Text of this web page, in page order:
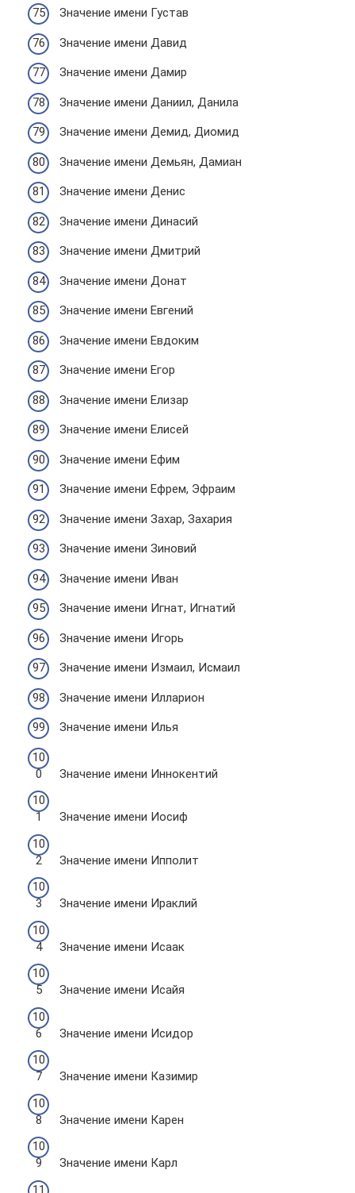
Значение имени Густав
Значение имени Давид
Значение имени Дамир
Значение имени Даниил, Данила
Значение имени Демид, Диомид
Значение имени Демьян, Дамиан
Значение имени Денис
Значение имени Динасий
Значение имени Дмитрий
Значение имени Донат
Значение имени Евгений
Значение имени Евдоким
Значение имени Егор
Значение имени Елизар
Значение имени Елисей
Значение имени Ефим
Значение имени Ефрем, Эфраим
Значение имени Захар, Захария
Значение имени Зиновий
Значение имени Иван
Значение имени Игнат, Игнатий
Значение имени Игорь
Значение имени Измаил, Исмаил
Значение имени Илларион
Значение имени Илья
Значение имени Иннокентий
Значение имени Иосиф
Значение имени Ипполит
Значение имени Ираклий
Значение имени Исаак
Значение имени Исайя
Значение имени Исидор
Значение имени Казимир
Значение имени Карен
Значение имени Карл